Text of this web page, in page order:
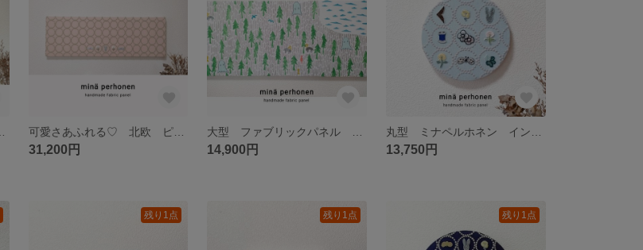
可愛さあふれる♡ 北欧 ピンク 柔らか かわいい ファブリックパネル ミナペルホネン インテリア タンバリン choucho skip オシャレ 誕生日プレゼント 壁掛け 壁飾り 引っ越し祝い 開店
31,200円 14,900円 13,750円
残り1点 残り1点 残り1点